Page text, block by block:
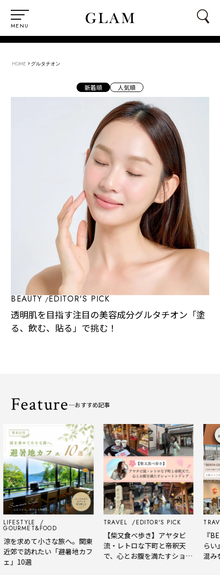
MENU
HOME › グルタチオン
新着順 人気順
BEAUTY EDITOR'S PICK
透明肌を目指す注目の美容成分グルタチオン「塗
る、飲む、貼る」で挑む！
Feature おすすめ記事
LIFESTYLE
GOURMET&FOOD
涼を求めて小さな旅へ。関東
近郊で訪れたい「避暑地カフ
ェ」10選
TRAVEL EDITOR'S PICK
【柴又食べ歩き】アヤタビ
流・レトロな下町と帝釈天
で、心とお腹を満たすショー
『
らい
混み